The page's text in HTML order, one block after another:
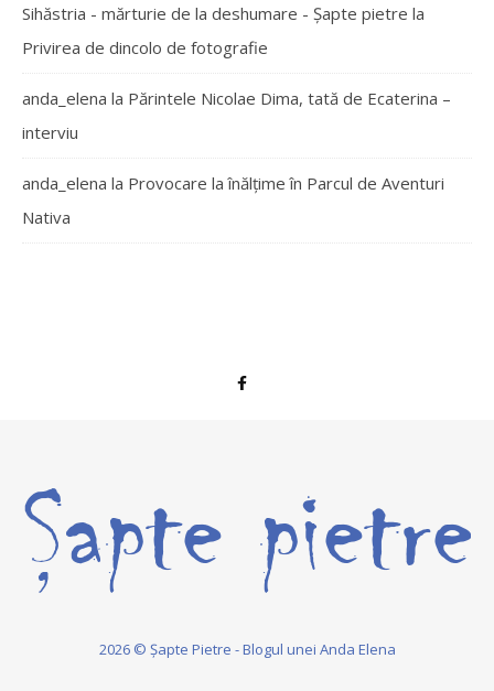
Sihăstria - mărturie de la deshumare - Şapte pietre la
Privirea de dincolo de fotografie
anda_elena la Părintele Nicolae Dima, tată de Ecaterina –
interviu
anda_elena la Provocare la înălțime în Parcul de Aventuri
Nativa
2026 © Șapte Pietre - Blogul unei Anda Elena